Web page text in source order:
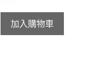
加入購物車